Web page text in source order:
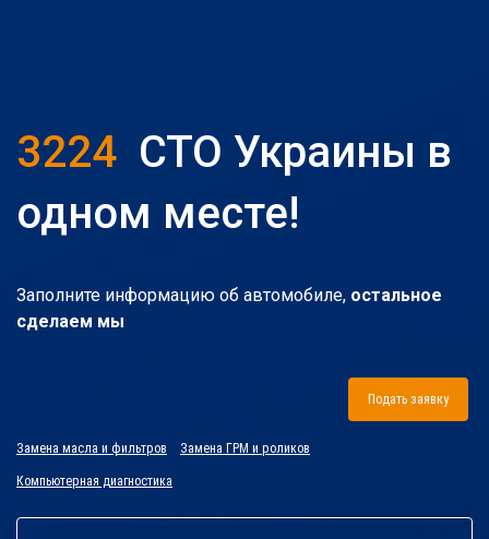
3224 СТО Украины в
одном месте!
Заполните информацию об автомобиле, остальное
сделаем мы
Подать заявку
Замена масла и фильтров Замена ГРМ и роликов
Компьютерная диагностика